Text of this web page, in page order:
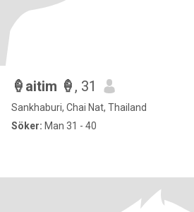
🍦aitim 🍦 , 31
Sankhaburi, Chai Nat, Thailand
Söker: Man 31 - 40